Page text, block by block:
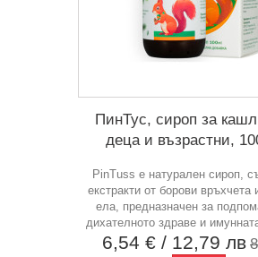
ПинТус, сироп за
деца и възрастни,
PinTuss е натурален сироп,
екстракти от борови връхчета
ела, предназначен за
дихателното здраве и
6,54 € / 12,79 лв